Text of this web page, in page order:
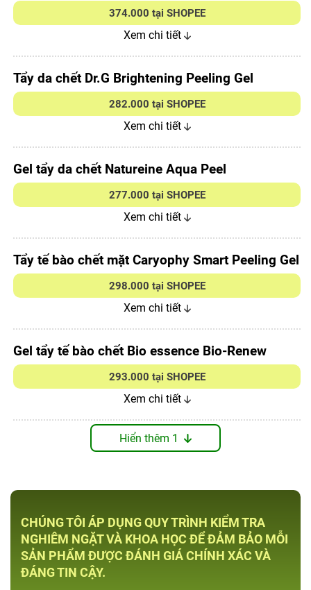
374.000 tại SHOPEE
Xem chi tiết
Tẩy da chết Dr.G Brightening Peeling Gel
282.000 tại SHOPEE
Xem chi tiết
Gel tẩy da chết Natureine Aqua Peel
277.000 tại SHOPEE
Xem chi tiết
Tẩy tế bào chết mặt Caryophy Smart Peeling Gel
298.000 tại SHOPEE
Xem chi tiết
Gel tẩy tế bào chết Bio essence Bio-Renew
293.000 tại SHOPEE
Xem chi tiết
Hiển thêm 1
CHÚNG TÔI ÁP DỤNG QUY TRÌNH KIỂM TRA
NGHIÊM NGẶT VÀ KHOA HỌC ĐỂ ĐẢM BẢO MỖI
SẢN PHẨM ĐƯỢC ĐÁNH GIÁ CHÍNH XÁC VÀ
ĐÁNG TIN CẬY.